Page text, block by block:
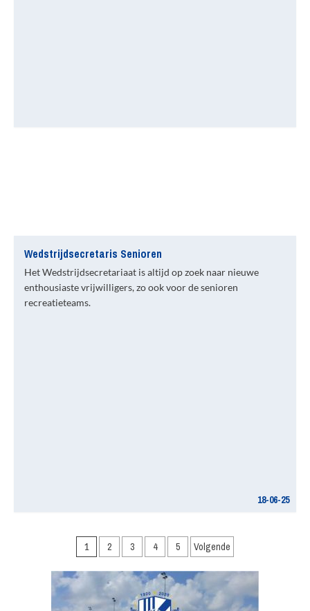
Wedstrijdsecretaris Senioren
Het Wedstrijdsecretariaat is altijd op zoek naar nieuwe
enthousiaste vrijwilligers, zo ook voor de senioren
recreatieteams.
18-06-25
Berichten
paginering
1 2 3 4 5 Volgende